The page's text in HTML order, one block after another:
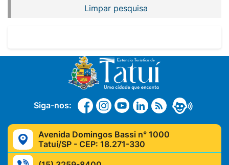
Limpar pesquisa
Siga-nos:
Avenida Domingos Bassi n° 1000
Tatuí/SP - CEP: 18.271-330